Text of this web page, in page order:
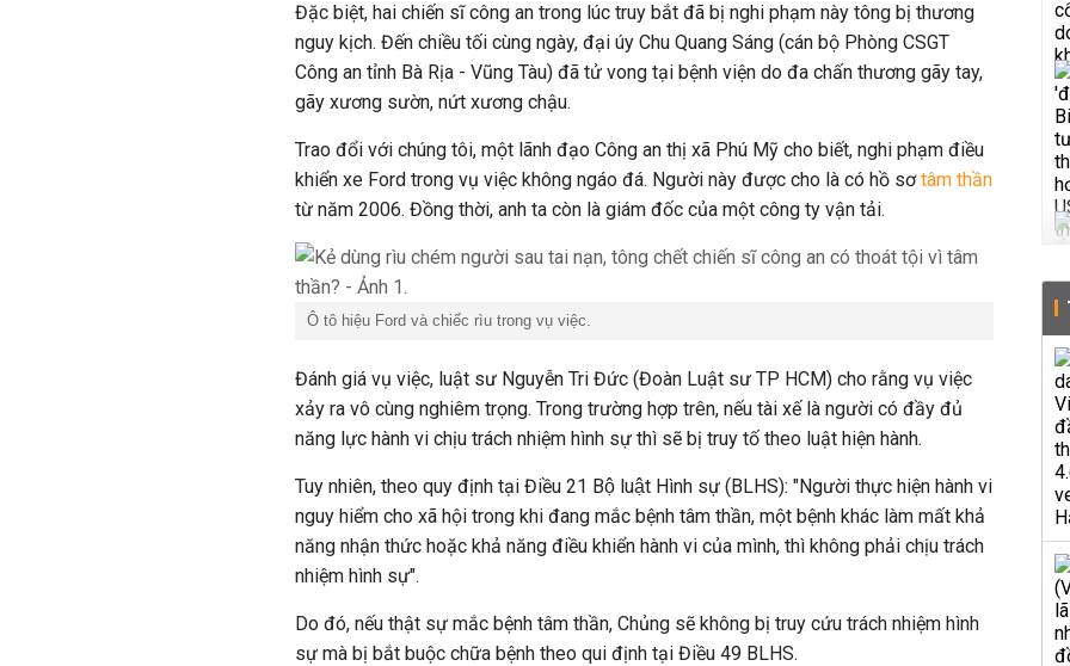
Đặc biệt, hai chiến sĩ công an trong lúc truy bắt đã bị nghi phạm này tông bị thương
nguy kịch. Đến chiều tối cùng ngày, đại úy Chu Quang Sáng (cán bộ Phòng CSGT
Công an tỉnh Bà Rịa - Vũng Tàu) đã tử vong tại bệnh viện do đa chấn thương gãy tay,
gãy xương sườn, nứt xương chậu.
Trao đổi với chúng tôi, một lãnh đạo Công an thị xã Phú Mỹ cho biết, nghi phạm điều
khiển xe Ford trong vụ việc không ngáo đá. Người này được cho là có hồ sơtâm thần
từ năm 2006. Đồng thời, anh ta còn là giám đốc của một công ty vận tải.
Ô tô hiệu Ford và chiếc rìu trong vụ việc.
Đánh giá vụ việc, luật sư Nguyễn Tri Đức (Đoàn Luật sư TP HCM) cho rằng vụ việc
xảy ra vô cùng nghiêm trọng. Trong trường hợp trên, nếu tài xế là người có đầy đủ
năng lực hành vi chịu trách nhiệm hình sự thì sẽ bị truy tố theo luật hiện hành.
Tuy nhiên, theo quy định tại Điều 21 Bộ luật Hình sự (BLHS): "Người thực hiện hành vi
nguy hiểm cho xã hội trong khi đang mắc bệnh tâm thần, một bệnh khác làm mất khả
năng nhận thức hoặc khả năng điều khiển hành vi của mình, thì không phải chịu trách
nhiệm hình sự".
Do đó, nếu thật sự mắc bệnh tâm thần, Chủng sẽ không bị truy cứu trách nhiệm hình
sự mà bị bắt buộc chữa bệnh theo qui định tại Điều 49 BLHS.